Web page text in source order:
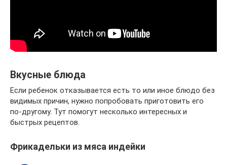
Вкусные блюда
Если ребенок отказывается есть то или иное блюдо без
видимых причин, нужно попробовать приготовить его
по-другому. Тут помогут несколько интересных и
быстрых рецептов.
Фрикадельки из мяса индейки